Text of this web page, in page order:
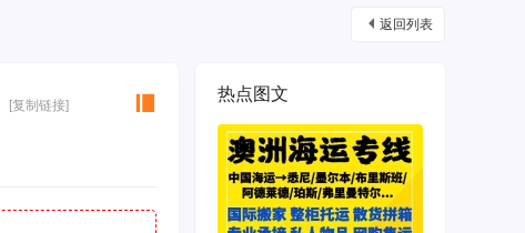
返回列表
[复制链接]
热点图文